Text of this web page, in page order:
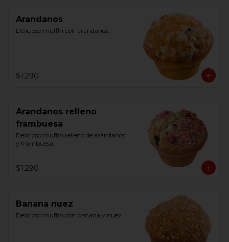
Arandanos
Delicioso muffin con arandanos.
$1.290
Arandanos relleno
frambuesa
Delicioso muffin relleno de arandanos
y frambuesa.
$1.290
Banana nuez
Delicioso muffin con banana y nuez.